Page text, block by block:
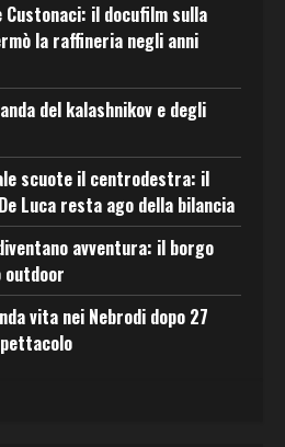
Custonaci: il docufilm sulla
la raffineria negli anni
del kalashnikov e degli
scuote il centrodestra: il
Luca resta ago della bilancia
avventura: il borgo
outdoor
vita nei Nebrodi dopo 27